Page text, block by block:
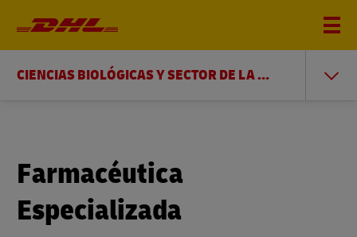
CIENCIAS BIOLÓGICAS Y SECTOR DE LA SALUD
Farmacéutica
Especializada